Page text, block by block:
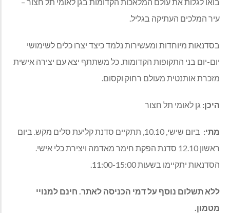
עיר המלכים העתיקה בגליל.
בסדנאות מיוחדות ומעשירות נלמד כיצד יצרו כלים לשימושי
יום-יום בני התקופות הקדומות. כל משתתף יצא עם יצירה אישית
מזכרת אותנטית מעולם רחוק וקסום.
היכן: גן לאומי תל חצור
מתי:
ביום שישי, 10.10, תתקיים סדנת קליעת סלים מקש. ביום
ראשון 12.10 סדנת הפקת חימר מאדמה ויצירת כלי אישי.
הסדנאות יתקיימו בשעות 11:00-15:00.
ללא תשלום נוסף על דמי הכניסה לאתר. חינם למנויי
מטמון.